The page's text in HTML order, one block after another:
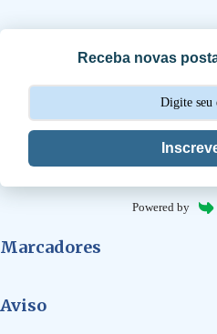
s
Receba novas
Powered by
Marcadores
Aviso